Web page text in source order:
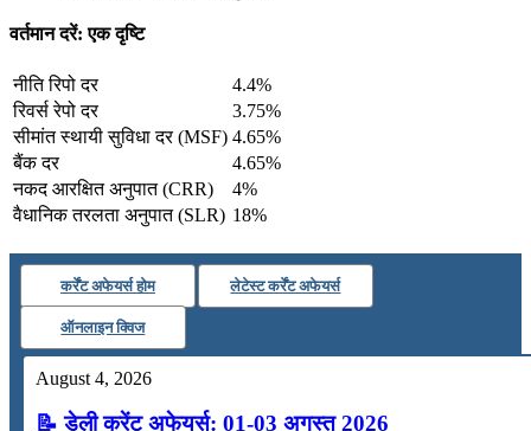
वर्तमान दरें: एक दृष्टि
नीति रिपो दर
4.4%
रिवर्स रेपो दर
3.75%
सीमांत स्‍थायी सुविधा दर (MSF) 4.65%
बैंक दर
4.65%
नकद आरक्षित अनुपात (CRR)
4%
वैधानिक तरलता अनुपात (SLR) 18%
कर्रेंट अफेयर्स होम लेटेस्ट कर्रेंट अफेयर्स
ऑनलाइन क्विज
August 4, 2026
📝 डेली करेंट अफेयर्स: 01-03 अगस्त 2026